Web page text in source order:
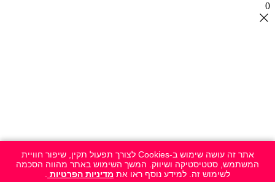
אתר זה עושה שימוש ב-Cookies לצורך תפעול תקין, שיפור חוויית
המשתמש, סטטיסטיקה ושיווק. המשך השימוש באתר מהווה הסכמה
לשימוש זה. למידע נוסף ראו את מדיניות הפרטיות
0